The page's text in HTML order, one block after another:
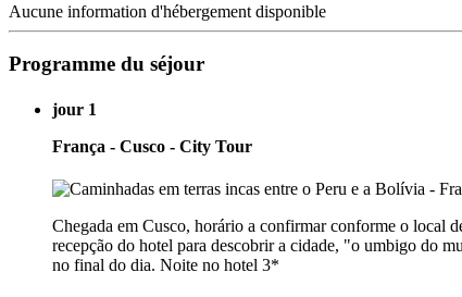
Aucune information d'hébergement disponible
Programme du séjour
jour 1
França - Cusco - City Tour
Chegada em Cusco, horário a confirmar conforme o local
recepção do hotel para descobrir a cidade, "o umbigo do
no final do dia. Noite no hotel 3*